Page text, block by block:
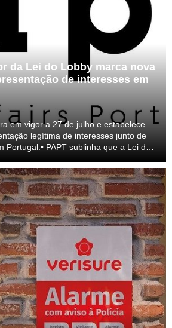
da Lei do Lobby marca nova
de interesses em
em vigor a 27 de julho e estabelece
legítima de interesses junto de
Portugal.• PAPT sublinha que a Lei do